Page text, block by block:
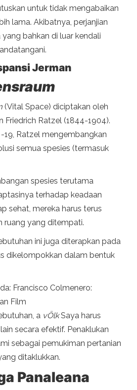
untuk tidak mengabaikan
lama. Akibatnya, perjanjian
bahkan di luar kendali
Jerman
(Vital Space) diciptakan oleh
Friedrich Ratzel (1844-1904).
19, Ratzel mengembangkan
semua spesies (termasuk
spesies terutama
terhadap keadaan
sehat, mereka harus terus
ruang yang ditempati.
ini juga diterapkan pada
dikelompokkan dalam bentuk
Francisco Colmenero:
Film
a vÖlkSaya harus
secara efektif. Penaklukan
sebagai pemukiman pertanian
ditaklukkan.
Panaleana